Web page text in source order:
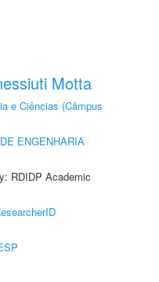
Motta
e Ciências (Câmpus
ENGENHARIA
RDIDP Academic